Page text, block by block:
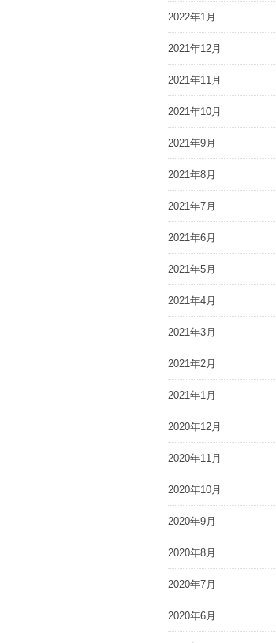
2022年1月
2021年12月
2021年11月
2021年10月
2021年9月
2021年8月
2021年7月
2021年6月
2021年5月
2021年4月
2021年3月
2021年2月
2021年1月
2020年12月
2020年11月
2020年10月
2020年9月
2020年8月
2020年7月
2020年6月